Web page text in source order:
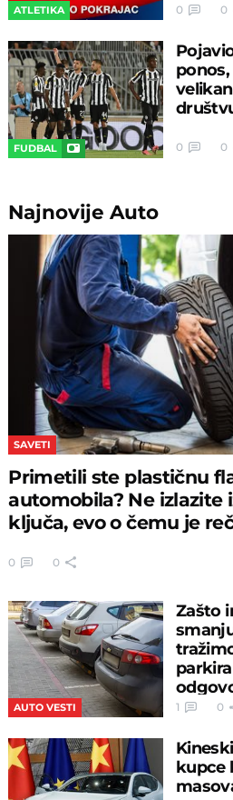
ATLETIKA 0 0
FUDBAL 0 0
NajnovijeAuto
SAVETI
Primetili ste plastičnu
automobila? Ne izlazite
ključa, evo o čemu je
0 0
AUTO VESTI
Zašto
1 0
kupce